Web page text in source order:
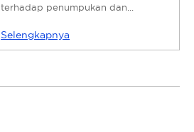
terhadap penumpukan dan...
Selengkapnya